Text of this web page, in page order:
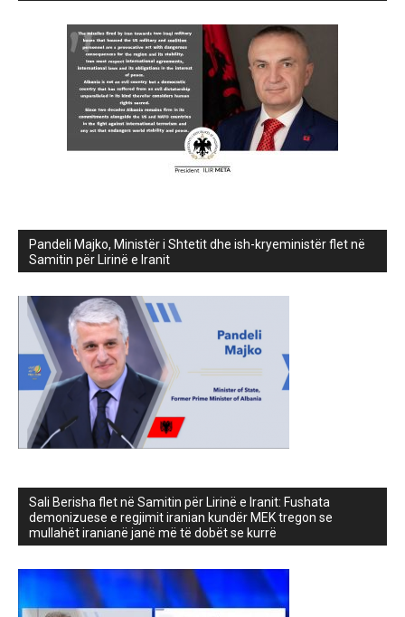
Pandeli Majko, Ministër i Shtetit dhe ish-kryeministër flet në
Samitin për Lirinë e Iranit
Sali Berisha flet në Samitin për Lirinë e Iranit: Fushata
demonizuese e regjimit iranian kundër MEK tregon se
mullahët iranianë janë më të dobët se kurrë